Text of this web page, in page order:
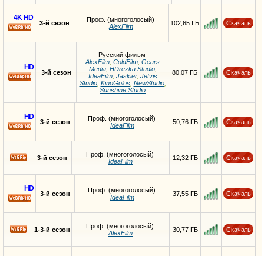
HD
4K
3-й сезон
Проф. (многоголосый)
AlexFilm
102,65 ГБ Скачать
HD
3-й сезон
Русский фильм
AlexFilm ColdFilm Gears
Media, HDrezka Studio,
IdeaFilm, Jaskier, Jetvis
Studio, KinoGolos, NewStudio,
Sunshine Studio
80,07 ГБ Скачать
HD
3-й сезон
Проф. (многоголосый)
IdeaFilm
50,76 ГБ Скачать
3-й сезон
Проф. (многоголосый)
IdeaFilm
12,32 ГБ Скачать
HD
3-й сезон
Проф. (многоголосый)
IdeaFilm
37,55 ГБ Скачать
1-3-й сезон
Проф. (многоголосый)
AlexFilm
30,77 ГБ Скачать